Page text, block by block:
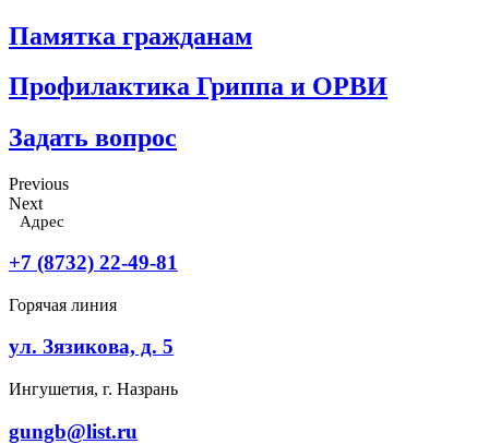
Памятка гражданам
Профилактика Гриппа и ОРВИ
Задать вопрос
Previous
Next
Адрес
+7 (8732) 22-49-81
Горячая линия
ул. Зязикова, д. 5
Ингушетия, г. Назрань
gungb@list.ru